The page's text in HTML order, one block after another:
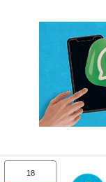
18